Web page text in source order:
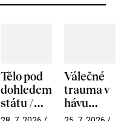
Tělo pod
dohledem
státu /
Pramen
Válečné
trauma v
hávu
spektáklu